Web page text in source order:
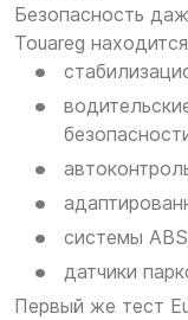
Безопасность
Touareg
системы
датчики
Первый же тест